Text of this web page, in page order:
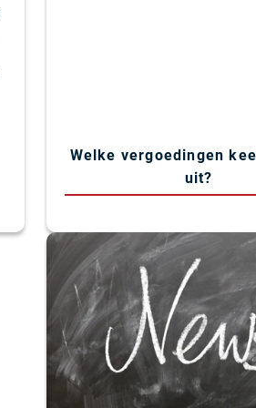
Welke vergoedingen
uit?